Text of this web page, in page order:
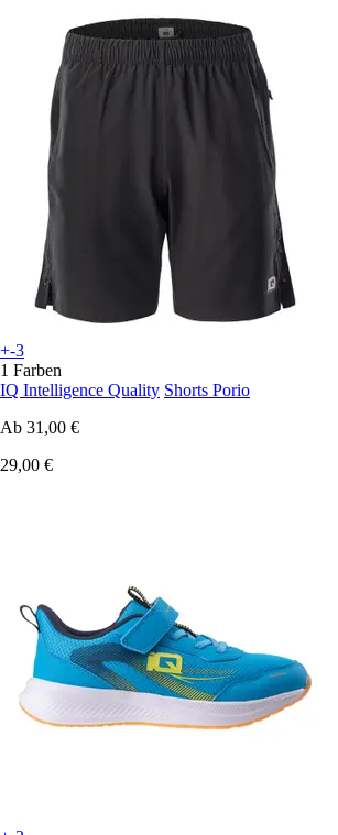
+-3
1 Farben
IQ Intelligence Quality Shorts Porio
Ab 31,00 €
29,00 €